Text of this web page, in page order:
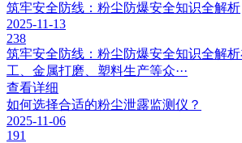
筑牢安全防线：粉尘防爆安全知识全解析
2025-11-13
238
筑牢安全防线：粉尘防爆安全知识全解
工、金属打磨、塑料生产等众···
查看详细
如何选择合适的粉尘泄露监测仪？
2025-11-06
191